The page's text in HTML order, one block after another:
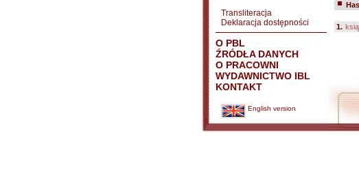
Transliteracja
Deklaracja dostępności
O PBL
ŹRÓDŁA DANYCH
O PRACOWNI
WYDAWNICTWO IBL
KONTAKT
English version
1.